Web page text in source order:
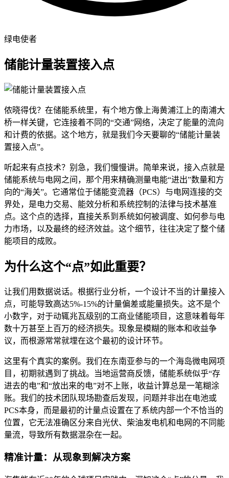
绿电使者
储能计量装置接入点
侬晓得伐？在储能系统里，有个地方像上海黄浦江上的南浦大
桥一样关键，它连接着不同的“交通”网络，决定了能量的流向
和计费的依据。这个地方，就是我们今天要聊的“储能计量装
置接入点”。
听起来有点技术？别急，我们慢慢讲。简单来说，接入点就是
储能系统与电网之间，那个用来精确测量电能“进出”数量和方
向的“海关”。它通常位于储能变流器（PCS）与电网连接的交
界处，是电力交易、能效分析和系统控制的法律与技术基准
点。这个点的选择，直接关系到系统如何被调度、如何参与电
力市场，以及最终的经济效益。这个细节，往往决定了整个储
能项目的成败。
为什么这个“点”如此重要？
让我们用数据说话。根据行业分析，一个设计不当的计量接入
点，可能导致高达5%-15%的计量偏差或能量损失。这不是个
小数字，对于动辄兆瓦级别的工商业储能项目，这意味着每年
数十万甚至上百万的经济损失。现象是模糊的账本和收益争
议，而根源常常就埋在这个最初的设计环节。
这里有个真实的案例。我们在东南亚参与的一个海岛微电网项
目，初期就遇到了挑战。当地运营商反馈，储能系统似乎“存
进去的电”和“放出来的电”对不上账，收益计算总是一笔糊涂
账。我们的技术团队现场勘查后发现，问题并非出在电池或
PCS本身，而是最初的计量点设置在了系统内部一个不恰当的
位置，它无法准确区分来自光伏、柴油发电机和电网的不同能
量流，导致所有数据混杂在一起。
精准计量：从现象到解决方案